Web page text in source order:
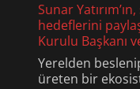
Sunar
hedeflerini
Kurulu Başkanı
Yerelden
üreten bir